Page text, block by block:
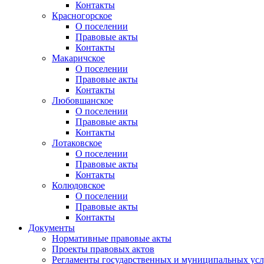
Контакты
Красногорское
О поселении
Правовые акты
Контакты
Макаричское
О поселении
Правовые акты
Контакты
Любовшанское
О поселении
Правовые акты
Контакты
Лотаковское
О поселении
Правовые акты
Контакты
Колюдовское
О поселении
Правовые акты
Контакты
Документы
Нормативные правовые акты
Проекты правовых актов
Регламенты государственных и муниципальных